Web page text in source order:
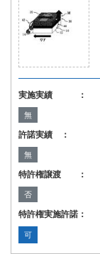
実施実績 ：
無
許諾実績 ：
無
特許権譲渡 ：
否
特許権実施許諾：
可